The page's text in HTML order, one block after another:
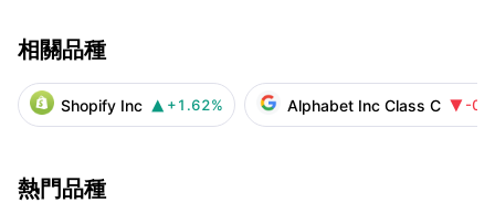
相關品種
Shopify Inc  +1.62% Alphabet Inc Class C  -
熱門品種